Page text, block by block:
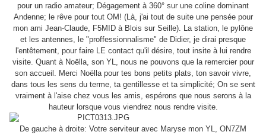
pour un radio amateur; Dégagement à 360° sur une coline dominant
Andenne; le rêve pour tout OM! (Là, j'ai tout de suite une pensée pour
mon ami Jean-Claude, F5MID à Blois sur Seille). La station, le pylône
et les antennes, le "proffessionnalisme" de Didier, je dirai presque
l'entêtement, pour faire LE contact qu'il désire, tout insite à lui rendre
visite. Quant à Noëlla, son YL, nous ne pouvons que la remercier pour
son accueil. Merci Noëlla pour tes bons petits plats, ton savoir vivre,
dans tous les sens du terme, ta gentillesse et ta simplicité; On se sent
vraiment à l'aise chez vous les amis, espérons que nous serons à la
hauteur lorsque vous viendrez nous rendre visite.
De gauche à droite: Votre serviteur avec Maryse mon YL, ON7ZM